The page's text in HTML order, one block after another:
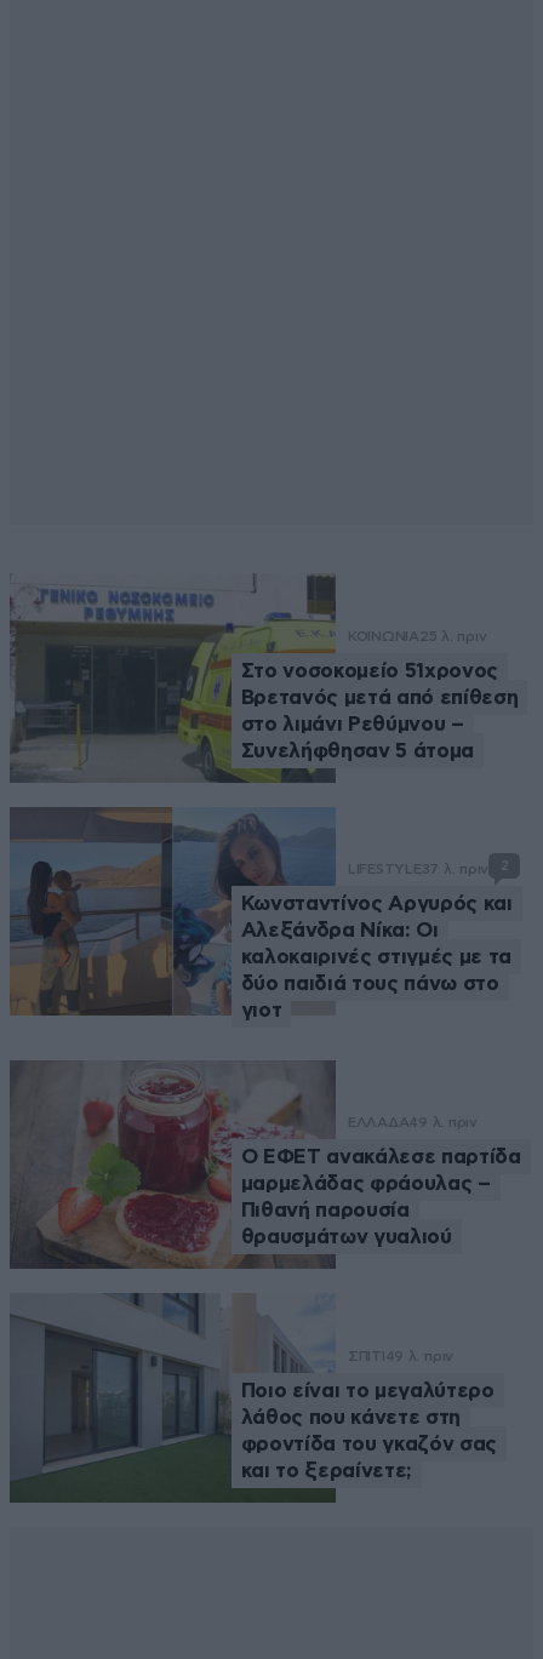
ΚΟΙΝΩΝΙΑ25 λ. πριν
Στο νοσοκομείο 51χρονος
Βρετανός μετά από επίθεση
στο λιμάνι Ρεθύμνου –
Συνελήφθησαν 5 άτομα
LIFESTYLE37 λ. πριν 2
Κωνσταντίνος Αργυρός και
Αλεξάνδρα Νίκα: Οι
καλοκαιρινές στιγμές με τα
δύο παιδιά τους πάνω στο
γιοτ
ΕΛΛΑΔΑ49 λ. πριν
Ο ΕΦΕΤ ανακάλεσε παρτίδα
μαρμελάδας φράουλας –
Πιθανή παρουσία
θραυσμάτων γυαλιού
ΣΠΙΤΙ49 λ. πριν
Ποιο είναι το μεγαλύτερο
λάθος που κάνετε στη
φροντίδα του γκαζόν σας
και το ξεραίνετε;